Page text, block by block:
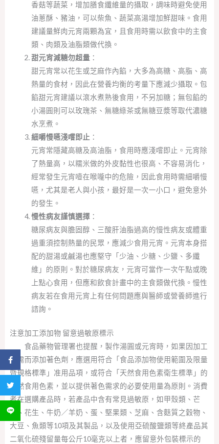
香菇等蔬菜，增加膳食纖維量的攝取，調味時避免使用
油蔥酥、豬油，可以柴魚、蔬菜高湯增加鮮甜味。食用
建議量鮮肉元宵兩顆為宜，且食用時需以飲食中的主食
類、肉類及油脂類做代換。
甜元宵減糖勿超量：
甜元宵常以花生或芝麻作內餡，大多為高糖、高脂、高
熱量的食材，因此在營養均衡的考量下應減少攝取。包
餡甜元宵建議以滾水煮熟後食用，不另加糖；無包餡的
小湯圓則可以玫瑰茶、無糖綠茶或無糖豆漿等取代濃糖
水烹煮。
細嚼慢嚥淺嚐即止 ：
元宵常隱藏高糖及高油脂，食用時應淺嚐即止。元宵除
了熱量高，以糯米做的外皮黏性也很高、不容易消化，
經常發生元宵噎在喉嚨中的危險，因此食用時需細嚼慢
嚥，尤其是老人與小孩，最好是一次一小口，避免意外
的發生。
慢性病友謹慎選擇：
糖尿病友與膽固醇、三酸肝油脂過高的慢性病友或體重
過重須控制熱量的民眾，應減少食用元宵。元宵本身搭
配的甜湯或鹹湯也應堅守「少油、少糖、少鹽、多纖
維」的原則。對於糖尿病友，元宵可當作一次午點或晚
上點心食用，但應和飲食計畫中的主食類做代換。慢性
病友若在食用元宵上有任何問題應與醫師或營養師進行
諮詢。
注意加工添加物 留意過敏原標示
食品藥物管理署也提醒，製作湯圓或元宵時，如果因加工
所需而添加著色劑，應選用符合「食品添加物使用範圍及限量
暨規格標準」准用品項，或符合「天然食用色素衛生標準」的
天然食用色素，並以提供著色需求的必要使用量為原則。消費
者在選購產品時，若產品中含有常見過敏原，如甲殼類、芒
果、花生、牛奶／羊奶、蛋、堅果類、芝麻、含麩質之穀物、
大豆、魚類等10項及其製品，以及使用亞硫酸鹽類等終產品其
二氧化硫殘留量每公斤10毫克以上者，應留意外包裝標示的
分享到 Facebook
分享到 Twitter
分享到 LINE